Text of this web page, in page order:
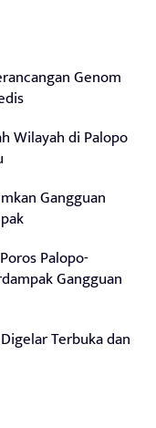
Genom
Wilayah di Palopo
Gangguan
Palopo-
Gangguan
Terbuka dan